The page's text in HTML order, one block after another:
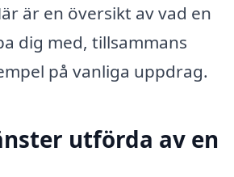
är en översikt av vad en
dig med, tillsammans
på vanliga uppdrag.
utförda av en